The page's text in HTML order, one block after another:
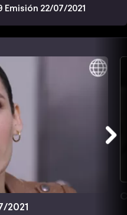
22/07/2021
2021